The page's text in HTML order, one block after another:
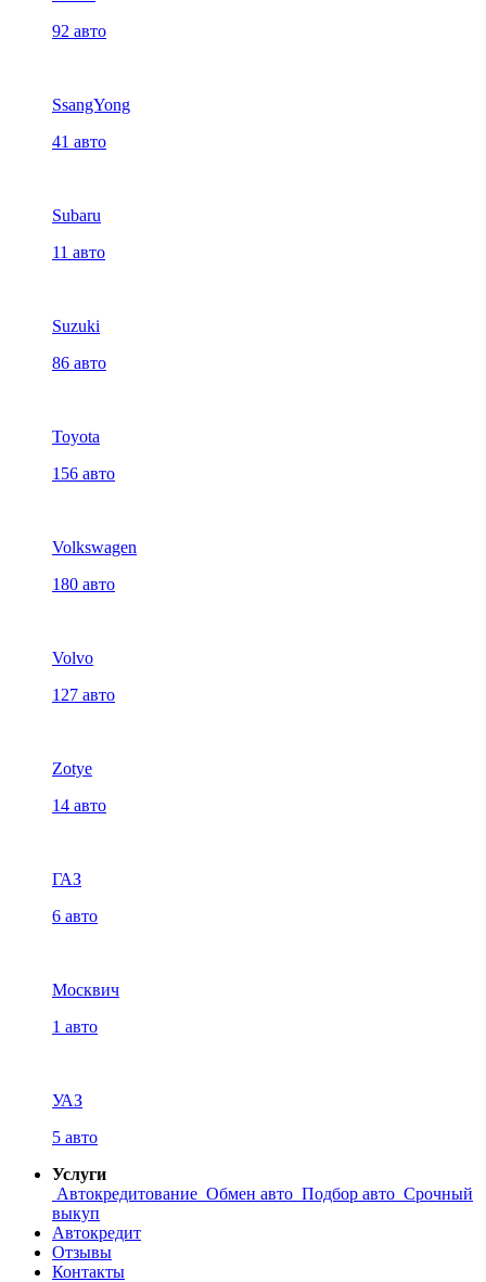
92 авто
SsangYong
41 авто
Subaru
11 авто
Suzuki
86 авто
Toyota
156 авто
Volkswagen
180 авто
Volvo
127 авто
Zotye
14 авто
ГАЗ
6 авто
Москвич
1 авто
УАЗ
5 авто
Услуги
Автокредитование Обмен авто Подбор авто Срочный
выкуп
Автокредит
Отзывы
Контакты